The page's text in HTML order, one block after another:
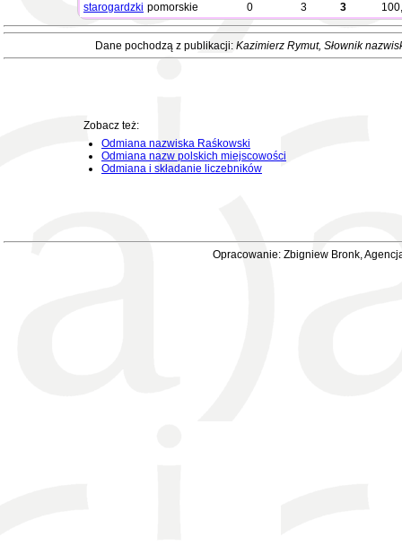
starogardzki pomorskie 0 3 3
Dane pochodzą z publikacji: Kazimierz Rymut, Słownik
Zobacz też:
Odmiana nazwiska Raśkowski
Odmiana nazw polskich miejscowości
Odmiana i składanie liczebników
Opracowanie: Zbigniew Bronk,